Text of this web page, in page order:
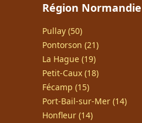
Région Normandie
Pullay (50)
Pontorson (21)
La Hague (19)
Petit-Caux (18)
Fécamp (15)
Port-Bail-sur-Mer (14)
Honfleur (14)